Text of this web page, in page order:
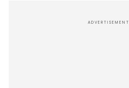
ADVERTISEMENT